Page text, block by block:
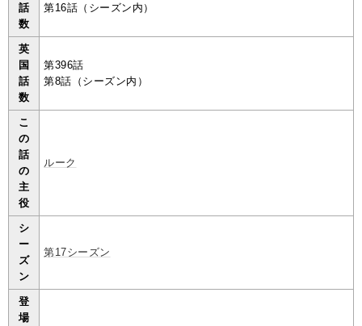
話
数
第16話（シーズン内）
英
国
話
数
第396話
第8話（シーズン内）
こ
の
話
の
主
役
ルーク
シ
ー
ズ
ン
第17シーズン
登
場